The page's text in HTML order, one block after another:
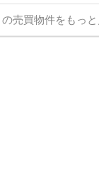
売買物件をもっと